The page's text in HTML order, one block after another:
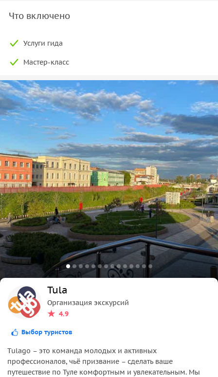
Что включено
Услуги гида
Мастер-класс
Tula
Организация экскурсий
4.9
Выбор туристов
Tulago – это команда молодых и активных
профессионалов, чьё призвание – сделать ваше
путешествие по Туле комфортным и увлекательным. Мы